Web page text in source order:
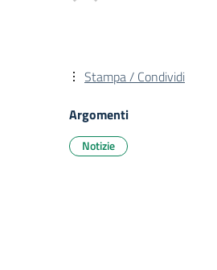
Stampa / Condividi
Argomenti
Notizie